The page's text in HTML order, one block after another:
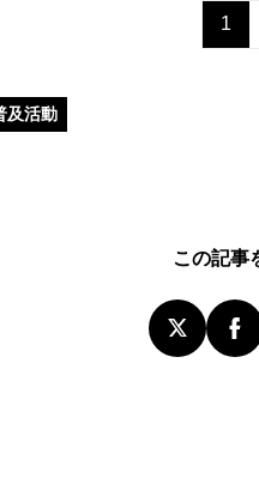
1
及活動
この記事